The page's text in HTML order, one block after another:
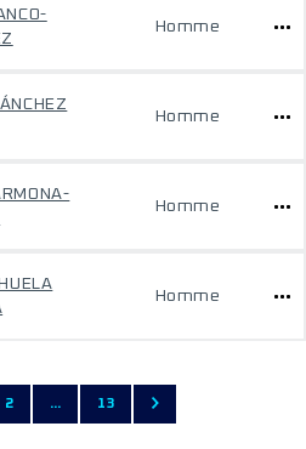
Homme
Homme
Homme
Homme
2 ... 13